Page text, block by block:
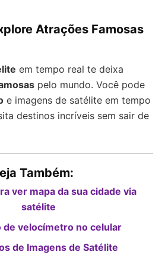
Atrações Famosas
em tempo real te deixa
pelo mundo. Você pode
e imagens de satélite em tempo
destinos incríveis sem sair de
Também:
ver mapa da sua cidade via
satélite
de velocímetro no celular
de Imagens de Satélite